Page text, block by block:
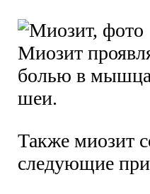
Миозит
болью в
шеи.
Также миозит
следующие